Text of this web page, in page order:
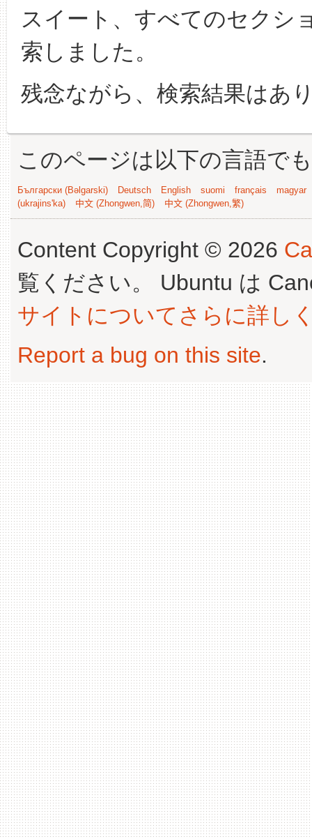
スイート、すべてのセクシ
索しました。
残念ながら、検索結果はあ
このページは以下の言語で
Български (Bəlgarski) Deutsch English suomi français
magyar
(ukrajins'ka)
中文 (Zhongwen,简) 中文 (Zhongwen,繁)
Content Copyright © 2026
覧ください。 Ubuntu は
サイトについてさらに詳し
Report a bug on this site.